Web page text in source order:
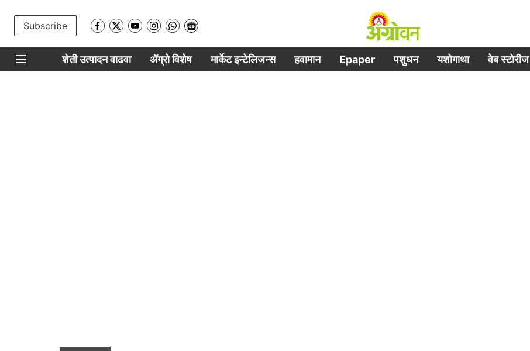
Subscribe
शेती उत्पादन वाढवा ॲग्रो विशेष मार्केट इन्टेलिजन्स हवामान Epaper पशुधन यशोगाथा वेब स्टोरीज